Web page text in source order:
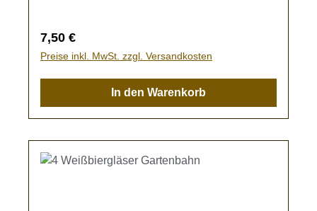
Regulärer Preis:
7,50 €
Preise inkl. MwSt. zzgl. Versandkosten
In den Warenkorb